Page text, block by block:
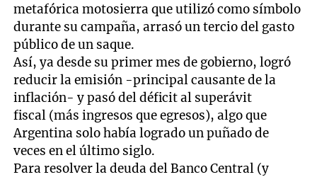
metafórica motosierra que utilizó como símbolo
durante su campaña, arrasó un tercio del gasto
público de un saque.
Así, ya desde su primer mes de gobierno, logró
reducir la emisión -principal causante de la
inflación- y pasó del déficit al superávit
fiscal (más ingresos que egresos), algo que
Argentina solo había logrado un puñado de
veces en el último siglo.
Para resolver la deuda del Banco Central (y